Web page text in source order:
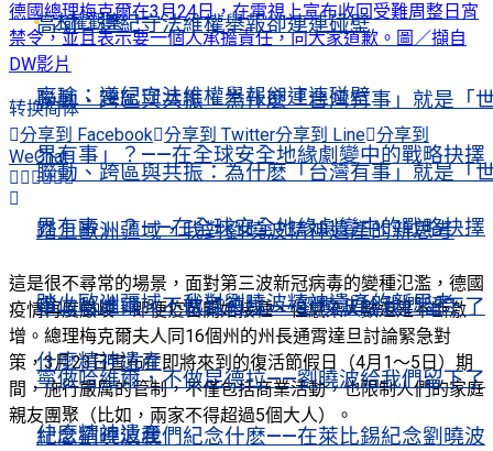
高瑜：遵紀守法維權舉報卻連連碰壁
聯動、跨區與共振：為什麽「台灣有事」就是「
界有事」？——在全球安全地緣劇變中的戰略抉擇
踏上歐洲疆域，我對劉曉波精神遺產的新思考
寧做哈維爾，不做昆德拉——劉曉波給我們留下了
什麼精神遺產
紀念劉曉波我們紀念什麽——在萊比錫紀念劉曉波
人權觀察
高瑜：遵紀守法維權舉報卻連連碰壁
聯動、跨區與共振：為什麽「台灣有事」就是「
界有事」？——在全球安全地緣劇變中的戰略抉擇
踏上歐洲疆域，我對劉曉波精神遺產的新思考
寧做哈維爾，不做昆德拉——劉曉波給我們留下了
什麼精神遺產
德國總理梅克爾在3月24日，在電視上宣布收回受難周整日宵
禁令，並且表示要一個人承擔責任，向大家道歉。圖／擷自
DW影片
转换简体
分享到 Facebook 分享到 Twitter分享到 Line 分享到
WeChat
這是很不尋常的場景，面對第三波新冠病毒的變種氾濫，德國
疫情再度嚴峻，即便疫苗開始接種，但感染人數還是不斷激
增。總理梅克爾夫人同16個州的州長通霄達旦討論緊急對
策，3月23日宣布在即將來到的復活節假日（4月1〜5日）期
間，施行嚴厲的管制，不僅包括商業活動，也限制人們的家庭
親友團聚（比如，兩家不得超過5個大人）。